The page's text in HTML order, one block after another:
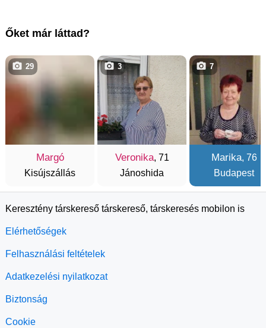
Őket már láttad?
Margó
Kisújszállás
29
Veronika, 71
Jánoshida
3
Marika, 76
Budapest
7
Keresztény társkereső társkereső, társkeresés mobilon is
Elérhetőségek
Felhasználási feltételek
Adatkezelési nyilatkozat
Biztonság
Cookie